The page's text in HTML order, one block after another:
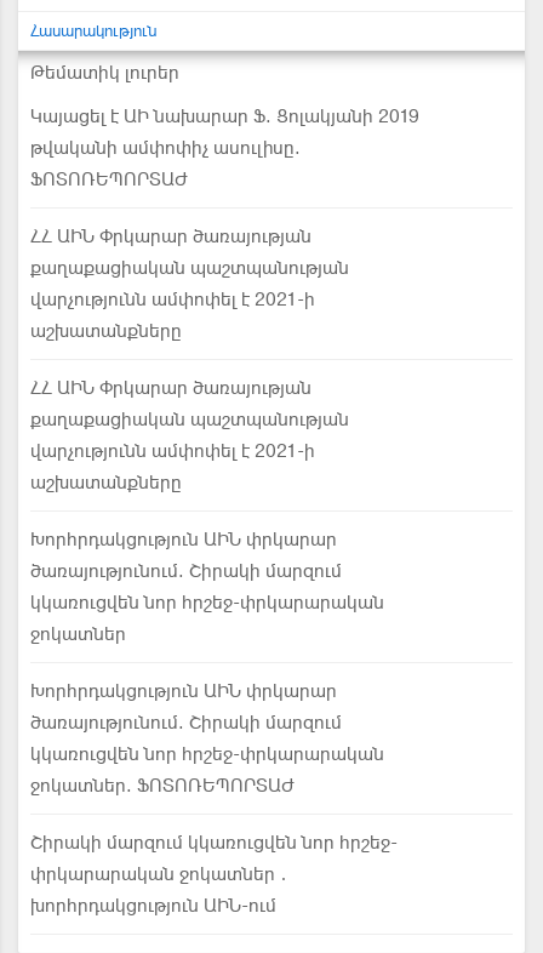
Հասարակություն
Թեմատիկ լուրեր
Կայացել է ԱԻ նախարար Ֆ. Ցոլակյանի 2019
թվականի ամփոփիչ ասուլիսը.
ՖՈՏՈՌԵՊՈՐՏԱԺ
ՀՀ ԱԻՆ Փրկարար ծառայության
քաղաքացիական պաշտպանության
վարչությունն ամփոփել է 2021-ի
աշխատանքները
ՀՀ ԱԻՆ Փրկարար ծառայության
քաղաքացիական պաշտպանության
վարչությունն ամփոփել է 2021-ի
աշխատանքները
Խորհրդակցություն ԱԻՆ փրկարար
ծառայությունում. Շիրակի մարզում
կկառուցվեն նոր հրշեջ-փրկարարական
ջոկատներ
Խորհրդակցություն ԱԻՆ փրկարար
ծառայությունում. Շիրակի մարզում
կկառուցվեն նոր հրշեջ-փրկարարական
ջոկատներ. ՖՈՏՈՌԵՊՈՐՏԱԺ
Շիրակի մարզում կկառուցվեն նոր հրշեջ-
փրկարարական ջոկատներ․
խորհրդակցություն ԱԻՆ-ում